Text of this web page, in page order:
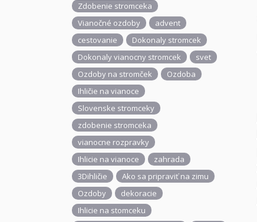
Zdobenie stromceka
Vianočné ozdoby
advent
cestovanie
Dokonaly stromcek
Dokonaly vianocny stromcek
svet
Ozdoby na stromček
Ozdoba
Ihličie na vianoce
Slovenske stromceky
zdobenie stromceka
vianocne rozpravky
Ihlicie na vianoce
zahrada
3Dihličie
Ako sa pripraviť na zimu
Ozdoby
dekoracie
Ihlicie na stomceku